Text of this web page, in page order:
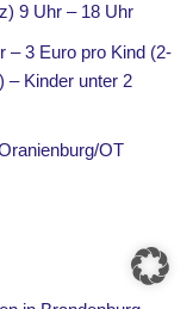
9 Uhr – 18 Uhr
– 3 Euro pro Kind (2-
– Kinder unter 2
OT